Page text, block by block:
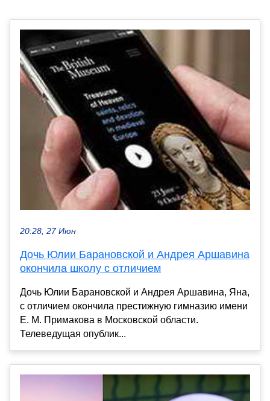
20:28, 27 Июн
Дочь Юлии Барановской и Андрея Аршавина
окончила школу с отличием
Дочь Юлии Барановской и Андрея Аршавина, Яна,
с отличием окончила престижную гимназию имени
Е. М. Примакова в Московской области.
Телеведущая опублик...